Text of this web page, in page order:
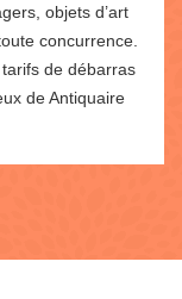
objets d’art
concurrence.
tarifs de débarras
de Antiquaire